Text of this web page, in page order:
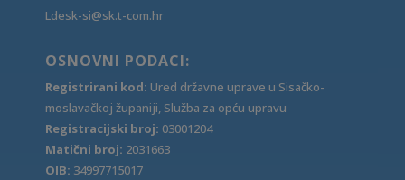
Ldesk-si@sk.t-com.hr
OSNOVNI PODACI:
Registrirani kod: Ured državne uprave u Sisačko-
moslavačkoj županiji, Služba za opću upravu
Registracijski broj: 03001204
Matični broj: 2031663
OIB: 34997715017